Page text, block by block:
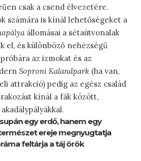
csak a csend élvezetére.
számára is kínál lehetőségeket a
állomásai a sétaútvonalak
el, és különböző nehézségű
az izmokat és az
Soproni Kalandpark (ha van,
attrakció) pedig az egész család
kínál a fák között,
egy erdő, hanem egy
ereje megnyugtatja
feltárja a táj örök